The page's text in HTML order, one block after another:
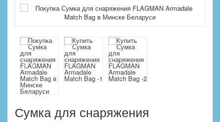
Сумка для снаряжения